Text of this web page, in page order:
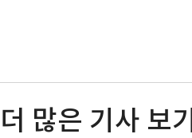
더 많은 기사 보기